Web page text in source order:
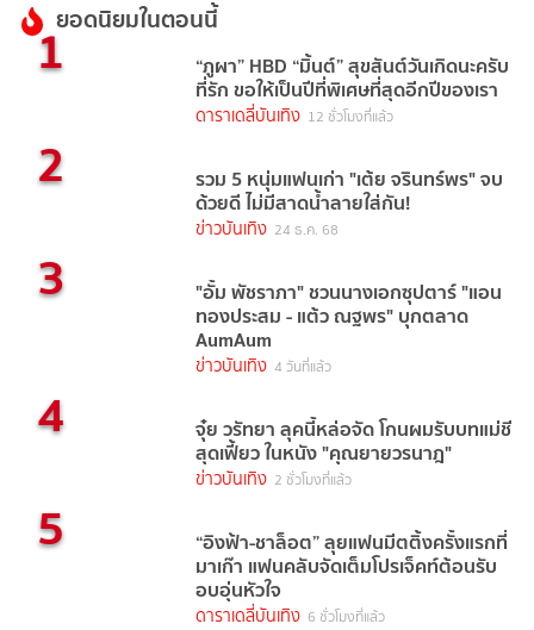
ยอดนิยมในตอนนี้
1 “ภูผา” HBD “มิ้นต์” สุขสันต์วันเกิดนะครับ
ที่รัก ขอให้เป็นปีที่พิเศษที่สุดอีกปีของเรา
ดาราเดลี่บันเทิง 12 ชั่วโมงที่แล้ว
2 รวม 5 หนุ่มแฟนเก่า "เต้ย จรินทร์พร" จบ
ด้วยดี ไม่มีสาดน้ำลายใส่กัน!
ข่าวบันเทิง 24 ธ.ค. 68
3 "อั้ม พัชราภา" ชวนนางเอกซุปตาร์ "แอน
ทองประสม - แต้ว ณฐพร" บุกตลาด
AumAum
ข่าวบันเทิง 4 วันที่แล้ว
4 จุ๋ย วรัทยา ลุคนี้หล่อจัด โกนผมรับบทแม่ชี
สุดเฟี้ยว ในหนัง "คุณยายวรนาฎ"
ข่าวบันเทิง 2 ชั่วโมงที่แล้ว
5 “อิงฟ้า-ชาล็อต” ลุยแฟนมีตติ้งครั้งแรกที่
มาเก๊า แฟนคลับจัดเต็มโปรเจ็คท์ต้อนรับ
อบอุ่นหัวใจ
ดาราเดลี่บันเทิง 6 ชั่วโมงที่แล้ว